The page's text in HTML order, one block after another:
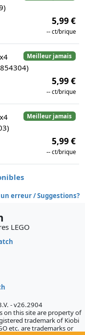
5,99 €
-- ct/brique
Meilleur jamais
5,99 €
-- ct/brique
Meilleur jamais
5,99 €
-- ct/brique
erreur / Suggestions?
LEGO
- v26.2904
on this site are property of
trademark of Kiobi
etc. are trademarks or